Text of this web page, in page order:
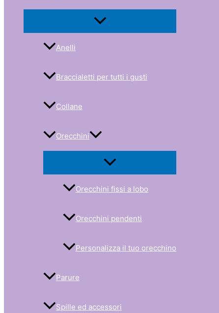
Anelli
Braccialetti per tutti i gusti
Collane
Orecchini
Orecchini fissi a lobo
Orecchini pendenti
Personalizza il tuo orecchino
Parure
Spille ed accessori